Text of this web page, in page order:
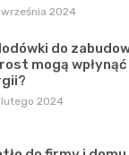
2024
do
mogą
2024